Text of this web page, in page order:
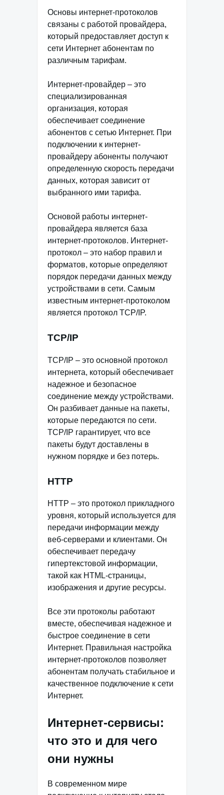
Основы интернет-протоколов
связаны с работой провайдера,
который предоставляет доступ к
сети Интернет абонентам по
различным тарифам.
Интернет-провайдер – это
специализированная
организация, которая
обеспечивает соединение
абонентов с сетью Интернет. При
подключении к интернет-
провайдеру абоненты получают
определенную скорость передачи
данных, которая зависит от
выбранного ими тарифа.
Основой работы интернет-
провайдера является база
интернет-протоколов. Интернет-
протокол – это набор правил и
форматов, которые определяют
порядок передачи данных между
устройствами в сети. Самым
известным интернет-протоколом
является протокол TCP/IP.
TCP/IP
TCP/IP – это основной протокол
интернета, который обеспечивает
надежное и безопасное
соединение между устройствами.
Он разбивает данные на пакеты,
которые передаются по сети.
TCP/IP гарантирует, что все
пакеты будут доставлены в
нужном порядке и без потерь.
HTTP
HTTP – это протокол прикладного
уровня, который используется для
передачи информации между
веб-серверами и клиентами. Он
обеспечивает передачу
гипертекстовой информации,
такой как HTML-страницы,
изображения и другие ресурсы.
Все эти протоколы работают
вместе, обеспечивая надежное и
быстрое соединение в сети
Интернет. Правильная настройка
интернет-протоколов позволяет
абонентам получать стабильное и
качественное подключение к сети
Интернет.
Интернет-сервисы:
что это и для чего
они нужны
В современном мире